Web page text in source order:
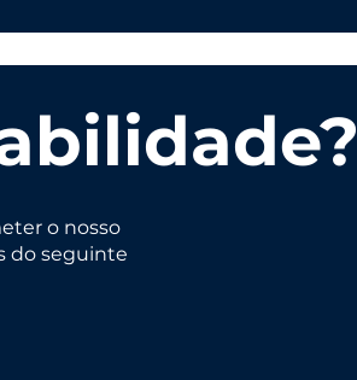
o nosso
do seguinte